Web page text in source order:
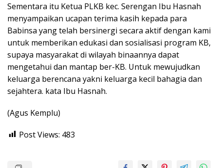
Sementara itu Ketua PLKB kec. Serengan Ibu Hasnah
menyampaikan ucapan terima kasih kepada para
Babinsa yang telah bersinergi secara aktif dengan kami
untuk memberikan edukasi dan sosialisasi program KB,
supaya masyarakat di wilayah binaannya dapat
mengetahui dan mantap ber-KB. Untuk mewujudkan
keluarga berencana yakni keluarga kecil bahagia dan
sejahtera. kata Ibu Hasnah.
(Agus Kemplu)
Post Views: 483